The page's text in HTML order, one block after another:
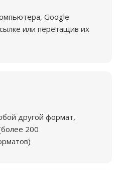
Google
или перетащив их
другой формат,
200